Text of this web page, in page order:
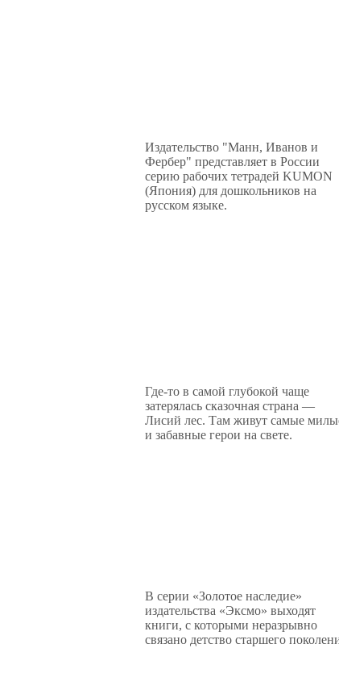
Издательство "Манн, Иванов и
Фербер" представляет в России
серию рабочих тетрадей KUMON
(Япония) для дошкольников на
русском языке.
Где-то в самой глубокой чаще
затерялась сказочная страна —
Лисий лес. Там живут самые
и забавные герои на свете.
В серии «Золотое наследие»
издательства «Эксмо» выходят
книги, с которыми неразрывно
связано детство старшего